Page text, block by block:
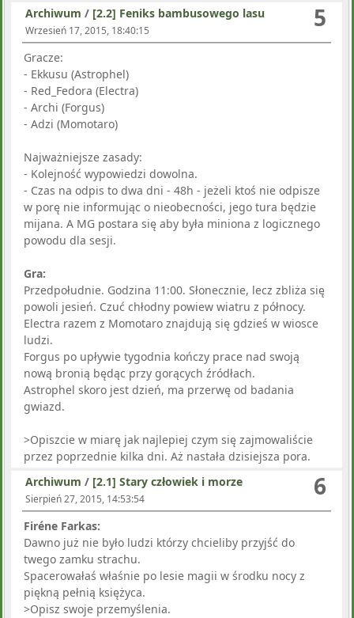
5
Archiwum / [2.2] Feniks bambusowego lasu
Wrzesień 17, 2015, 18:40:15
Gracze:
- Ekkusu (Astrophel)
- Red_Fedora (Electra)
- Archi (Forgus)
- Adzi (Momotaro)
Najważniejsze zasady:
- Kolejność wypowiedzi dowolna.
- Czas na odpis to dwa dni - 48h - jeżeli ktoś nie odpisze
w porę nie informując o nieobecności, jego tura będzie
mijana. A MG postara się aby była miniona z logicznego
powodu dla sesji.
Gra:
Przedpołudnie. Godzina 11:00. Słonecznie, lecz zbliża się
powoli jesień. Czuć chłodny powiew wiatru z północy.
Electra razem z Momotaro znajdują się gdzieś w wiosce
ludzi.
Forgus po upływie tygodnia kończy prace nad swoją
nową bronią będąc przy gorących źródłach.
Astrophel skoro jest dzień, ma przerwę od badania
gwiazd.
>Opiszcie w miarę jak najlepiej czym się zajmowaliście
przez poprzednie kilka dni. Aż nastała dzisiejsza pora.
6
Archiwum / [2.1] Stary człowiek i morze
Sierpień 27, 2015, 14:53:54
Firéne Farkas:
Dawno już nie było ludzi którzy chcieliby przyjść do
twego zamku strachu.
Spacerowałaś właśnie po lesie magii w środku nocy z
piękną pełnią księżyca.
>Opisz swoje przemyślenia.